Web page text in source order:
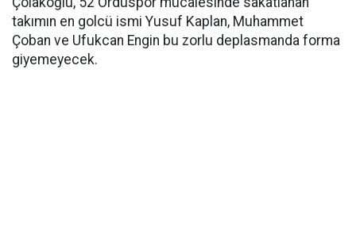
takımın en golcü ismi Yusuf Kaplan, Muhammet
Çoban ve Ufukcan Engin bu zorlu deplasmanda forma
giyemeyecek.